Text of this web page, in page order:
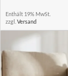
Enthält 19% MwSt.
zzgl. Versand